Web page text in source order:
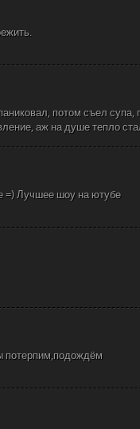
потом съел супа,
аж на душе тепло
=) Лучшее шоу на ютубе
потерпим,подождём